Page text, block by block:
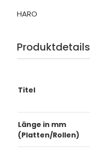
HARO
Produktdetails
Titel
Länge in mm
(Platten/Rollen)